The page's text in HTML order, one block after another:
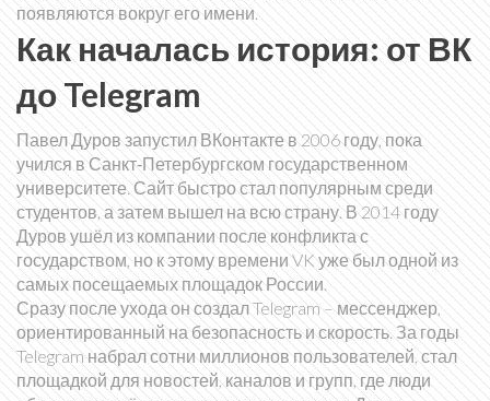
появляются вокруг его имени.
Как началась история: от ВК
до Telegram
Павел Дуров запустил ВКонтакте в 2006 году, пока
учился в Санкт‑Петербургском государственном
университете. Сайт быстро стал популярным среди
студентов, а затем вышел на всю страну. В 2014 году
Дуров ушёл из компании после конфликта с
государством, но к этому времени VK уже был одной из
самых посещаемых площадок России.
Сразу после ухода он создал Telegram – мессенджер,
ориентированный на безопасность и скорость. За годы
Telegram набрал сотни миллионов пользователей, стал
площадкой для новостей, каналов и групп, где люди